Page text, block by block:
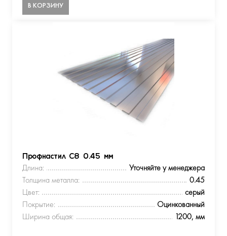
В КОРЗИНУ
Профнастил С8 0.45 мм
Длина:
Уточняйте у менеджера
Толщина металла:
0.45
Цвет:
серый
Покрытие:
Оцинкованный
Ширина общая:
1200, мм